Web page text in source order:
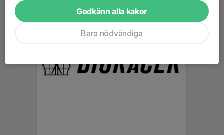
Godkänn alla kakor
Bara nödvändiga